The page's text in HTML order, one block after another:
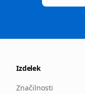
Izdelek
Značilnosti